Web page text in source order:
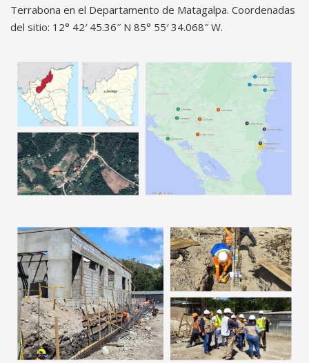
Terrabona en el Departamento de Matagalpa. Coordenadas
del sitio: 12° 42′ 45.36″ N 85° 55′ 34.068″ W.